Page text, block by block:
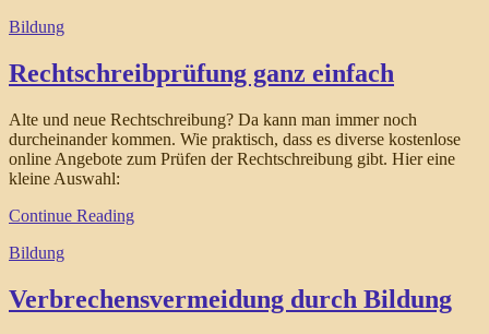
Bildung
Rechtschreibprüfung ganz einfach
Alte und neue Rechtschreibung? Da kann man immer noch
durcheinander kommen. Wie praktisch, dass es diverse kostenlose
online Angebote zum Prüfen der Rechtschreibung gibt. Hier eine
kleine Auswahl:
Continue Reading
Bildung
Verbrechensvermeidung durch Bildung